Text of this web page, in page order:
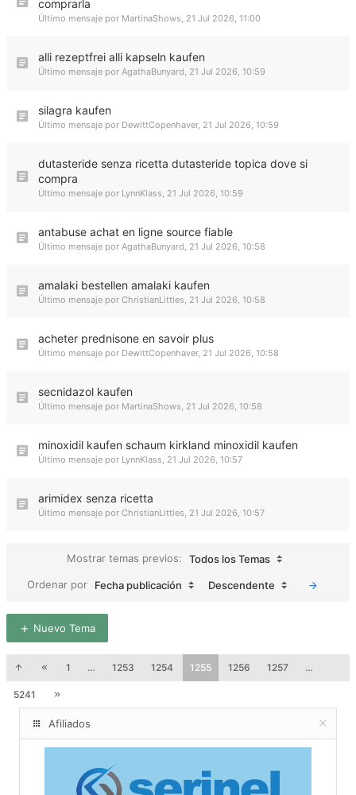
comprarla
Último mensaje por MartinaShows, 21 Jul 2026, 11:00
alli rezeptfrei alli kapseln kaufen
Último mensaje por AgathaBunyard, 21 Jul 2026, 10:59
silagra kaufen
Último mensaje por DewittCopenhaver, 21 Jul 2026, 10:59
dutasteride senza ricetta dutasteride topica dove si
compra
Último mensaje por LynnKlass, 21 Jul 2026, 10:59
antabuse achat en ligne source fiable
Último mensaje por AgathaBunyard, 21 Jul 2026, 10:58
amalaki bestellen amalaki kaufen
Último mensaje por ChristianLittles, 21 Jul 2026, 10:58
acheter prednisone en savoir plus
Último mensaje por DewittCopenhaver, 21 Jul 2026, 10:58
secnidazol kaufen
Último mensaje por MartinaShows, 21 Jul 2026, 10:58
minoxidil kaufen schaum kirkland minoxidil kaufen
Último mensaje por LynnKlass, 21 Jul 2026, 10:57
arimidex senza ricetta
Último mensaje por ChristianLittles, 21 Jul 2026, 10:57
Mostrar temas previos:
Todos los Temas
Ordenar por
Fecha publicación Descendente
Nuevo Tema
1 … 1253 1254 1255 1256 1257 …
5241
Afiliados